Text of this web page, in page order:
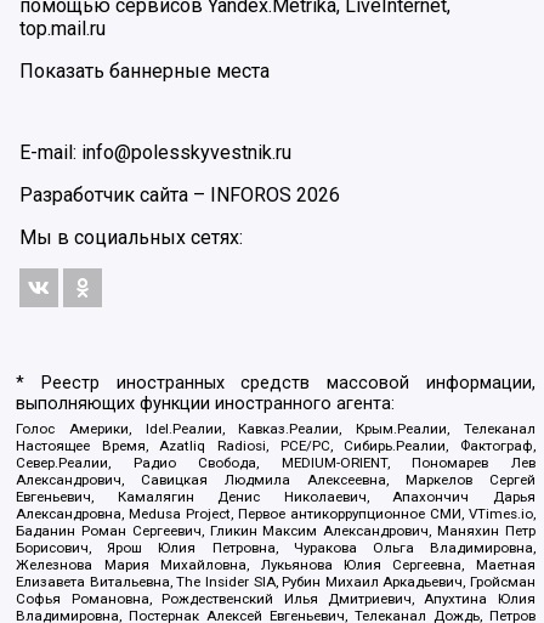
помощью сервисов Yandex.Metrika, LiveInternet,
top.mail.ru
Показать баннерные места
E-mail: info@polesskyvestnik.ru
Разработчик сайта – INFOROS 2026
Мы в социальных сетях:
* Реестр иностранных средств массовой информации,
выполняющих функции иностранного агента:
Голос Америки, Idel.Реалии, Кавказ.Реалии, Крым.Реалии, Телеканал
Настоящее Время, Azatliq Radiosi, PCE/PC, Сибирь.Реалии, Фактограф,
Север.Реалии, Радио Свобода, MEDIUM-ORIENT, Пономарев Лев
Александрович, Савицкая Людмила Алексеевна, Маркелов Сергей
Евгеньевич, Камалягин Денис Николаевич, Апахончич Дарья
Александровна, Medusa Project, Первое антикоррупционное СМИ, VTimes.io,
Баданин Роман Сергеевич, Гликин Максим Александрович, Маняхин Петр
Борисович, Ярош Юлия Петровна, Чуракова Ольга Владимировна,
Железнова Мария Михайловна, Лукьянова Юлия Сергеевна, Маетная
Елизавета Витальевна, The Insider SIA, Рубин Михаил Аркадьевич, Гройсман
Софья Романовна, Рождественский Илья Дмитриевич, Апухтина Юлия
Владимировна, Постернак Алексей Евгеньевич, Телеканал Дождь, Петров